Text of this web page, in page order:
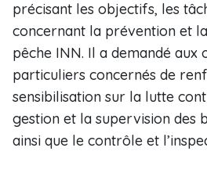
précisant les objectifs, les
concernant la prévention et
pêche INN. Il a demandé aux
particuliers concernés de
sensibilisation sur la lutte
gestion et la supervision des
ainsi que le contrôle et